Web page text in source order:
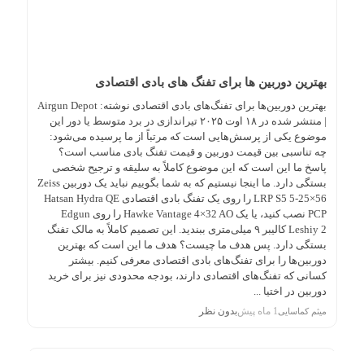
بهترین دوربین ها برای تفنگ های بادی اقتصادی
بهترین دوربین‌ها برای تفنگ‌های بادی اقتصادی نوشته: Airgun Depot
| منتشر شده در ۱۸ اوت ۲۰۲۵ تیراندازی در برد متوسط یا دور این
موضوع یکی از پرسش‌هایی است که مرتباً از ما پرسیده می‌شود:
چه تناسبی بین قیمت دوربین و قیمت تفنگ بادی مناسب است؟
پاسخ ما این است که این موضوع کاملاً به سلیقه و ترجیح شخصی
بستگی دارد. ما اینجا نیستیم که به شما بگوییم نباید یک دوربین Zeiss
LRP S5 5-25×56 را روی یک تفنگ بادی اقتصادی Hatsan Hydra QE
PCP نصب کنید، یا یک Hawke Vantage 4×32 AO را روی Edgun
Leshiy 2 کالیبر ۹ میلی‌متری ببندید. این تصمیم کاملاً به مالک تفنگ
بستگی دارد. پس هدف ما چیست؟ هدف ما این است که بهترین
دوربین‌ها را برای تفنگ‌های بادی اقتصادی معرفی کنیم. بیشتر
کسانی که تفنگ‌های اقتصادی دارند، بودجه محدودی نیز برای خرید
دوربین در اختیا ...
میثم کماسایی 1 ماه پیش بدون نظر